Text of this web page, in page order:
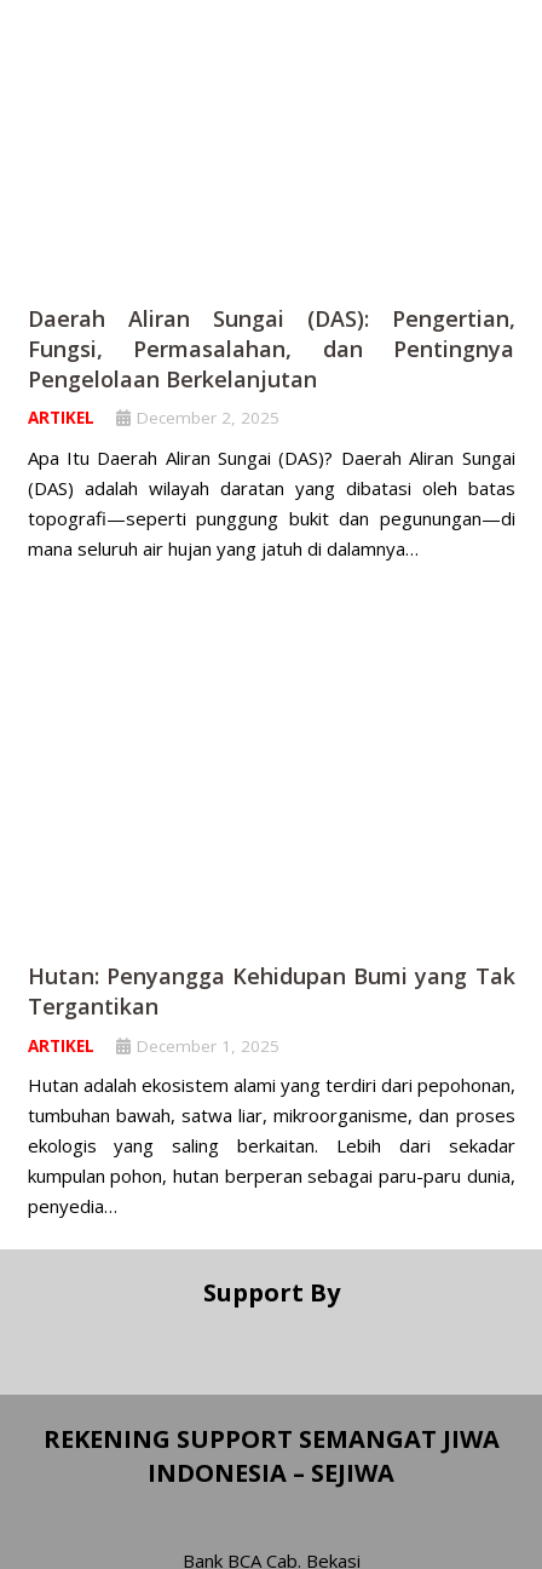
Daerah Aliran Sungai (DAS): Pengertian,
Fungsi, Permasalahan, dan Pentingnya
Pengelolaan Berkelanjutan
ARTIKEL December 2, 2025
Apa Itu Daerah Aliran Sungai (DAS)? Daerah Aliran Sungai
(DAS) adalah wilayah daratan yang dibatasi oleh batas
topografi—seperti punggung bukit dan pegunungan—di
mana seluruh air hujan yang jatuh di dalamnya…
Hutan: Penyangga Kehidupan Bumi yang Tak
Tergantikan
ARTIKEL December 1, 2025
Hutan adalah ekosistem alami yang terdiri dari pepohonan,
tumbuhan bawah, satwa liar, mikroorganisme, dan proses
ekologis yang saling berkaitan. Lebih dari sekadar
kumpulan pohon, hutan berperan sebagai paru-paru dunia,
penyedia…
Support By
REKENING SUPPORT SEMANGAT JIWA
INDONESIA – SEJIWA
Bank BCA Cab. Bekasi